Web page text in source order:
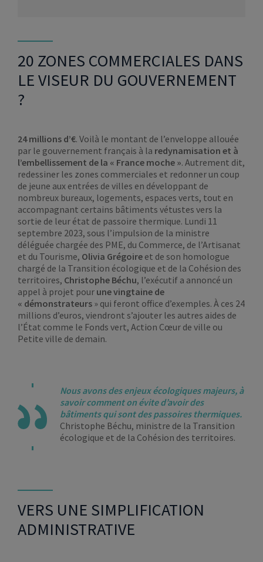
20 ZONES COMMERCIALES DANS
LE VISEUR DU GOUVERNEMENT
?
24 millions d’€. Voilà le montant de l’enveloppe allouée
par le gouvernement français à la redynamisation et à
l’embellissement de la « France moche ». Autrement dit,
redessiner les zones commerciales et redonner un coup
de jeune aux entrées de villes en développant de
nombreux bureaux, logements, espaces verts, tout en
accompagnant certains bâtiments vétustes vers la
sortie de leur état de passoire thermique. Lundi 11
septembre 2023, sous l’impulsion de la ministre
déléguée chargée des PME, du Commerce, de l’Artisanat
et du Tourisme, Olivia Grégoire et de son homologue
chargé de la Transition écologique et de la Cohésion des
territoires, Christophe Béchu, l’exécutif a annoncé un
appel à projet pour une vingtaine de
« démonstrateurs » qui feront office d’exemples. À ces 24
millions d’euros, viendront s’ajouter les autres aides de
l’État comme le Fonds vert, Action Cœur de ville ou
Petite ville de demain.
Nous avons des enjeux écologiques majeurs, à
savoir comment on évite d’avoir des
bâtiments qui sont des passoires thermiques.
Christophe Béchu, ministre de la Transition
écologique et de la Cohésion des territoires.
VERS UNE SIMPLIFICATION
ADMINISTRATIVE